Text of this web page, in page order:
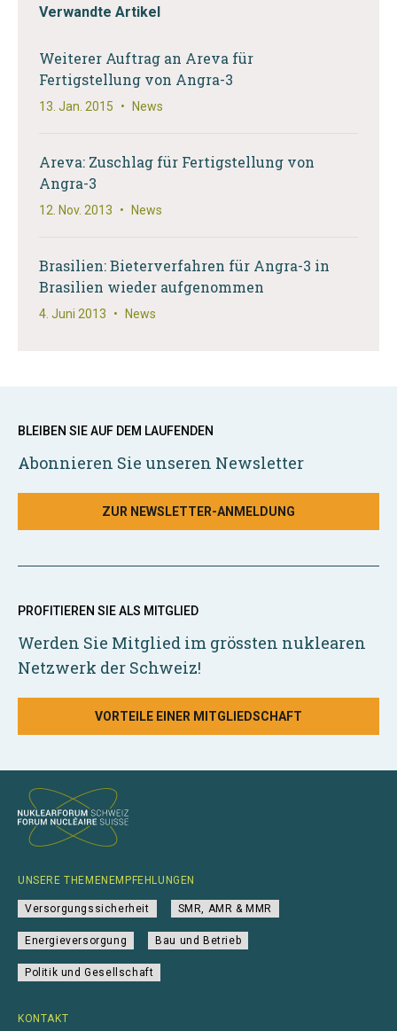
Verwandte Artikel
Weiterer Auftrag an Areva für
Fertigstellung von Angra-3
13. Jan. 2015 • News
Areva: Zuschlag für Fertigstellung von
Angra-3
12. Nov. 2013 • News
Brasilien: Bieterverfahren für Angra-3 in
Brasilien wieder aufgenommen
4. Juni 2013 • News
BLEIBEN SIE AUF DEM LAUFENDEN
Abonnieren Sie unseren Newsletter
ZUR NEWSLETTER-ANMELDUNG
PROFITIEREN SIE ALS MITGLIED
Werden Sie Mitglied im grössten nuklearen
Netzwerk der Schweiz!
VORTEILE EINER MITGLIEDSCHAFT
KONTAKT
UNSERE THEMENEMPFEHLUNGEN
Versorgungssicherheit SMR, AMR & MMR
Energieversorgung Bau und Betrieb
Politik und Gesellschaft